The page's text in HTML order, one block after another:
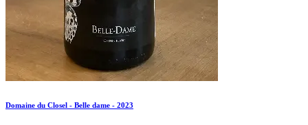
Domaine du Closel - Belle dame - 2023